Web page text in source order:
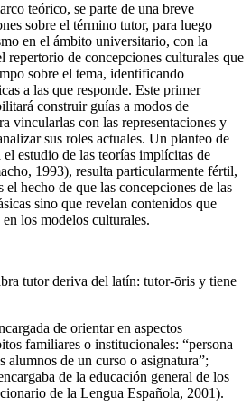
teórico, se parte de una breve
sobre el término tutor, para luego
en el ámbito universitario, con la
repertorio de concepciones culturales que
sobre el tema, identificando
a las que responde. Este primer
construir guías a modos de
vincularlas con las representaciones y
sus roles actuales. Un planteo de
estudio de las teorías implícitas de
1993), resulta particularmente fértil,
el hecho de que las concepciones de las
sino que revelan contenidos que
los modelos culturales.
tutor deriva del latín: tutor-ōris y tiene
de orientar en aspectos
familiares o institucionales: “persona
alumnos de un curso o asignatura”;
de la educación general de los
de la Lengua Española, 2001).